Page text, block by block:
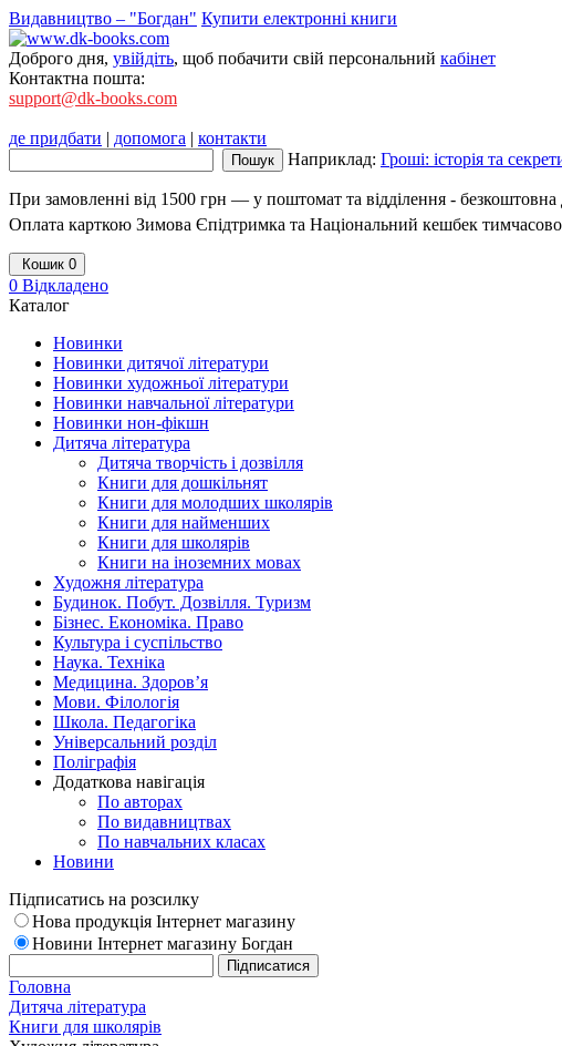
Видавництво – "Богдан" Купити електронні книги
Доброго дня, увійдіть, щоб побачити свій персональний кабінет
Контактна пошта:
support@dk-books.com
де придбати | допомога | контакти
Наприклад: Гроші: історія та
При замовленні від 1500 грн — у поштомат та відділення - безкоштовна
Оплата карткою Зимова Єпідтримка та Національний кешбек
Кошик 0
0 Відкладено
Каталог
Новинки
Новинки дитячої літератури
Новинки художньої літератури
Новинки навчальної літератури
Новинки нон-фікшн
Дитяча література
Дитяча творчість і дозвілля
Книги для дошкільнят
Книги для молодших школярів
Книги для найменших
Книги для школярів
Книги на іноземних мовах
Художня література
Будинок. Побут. Дозвілля. Туризм
Бізнес. Економіка. Право
Культура і суспільство
Наука. Техніка
Медицина. Здоров’я
Мови. Філологія
Школа. Педагогіка
Універсальний розділ
Поліграфія
Додаткова навігація
По авторах
По видавництвах
По навчальних класах
Новини
Підписатись на розсилку
Нова продукція Інтернет магазину
Новини Інтернет магазину Богдан
Головна
Дитяча література
Книги для школярів